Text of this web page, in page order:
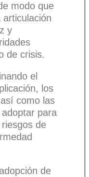
modo que
y
de crisis.
el
los
como las
para
de
de